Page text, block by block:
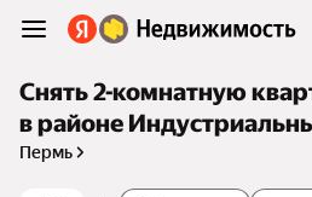
Снять 2-комнатную
в районе
Пермь